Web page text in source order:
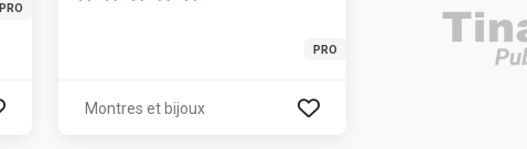
PRO
PRO
Montres et bijoux